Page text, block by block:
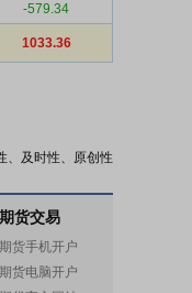
-579.34
1033.36
、及时性、原创性